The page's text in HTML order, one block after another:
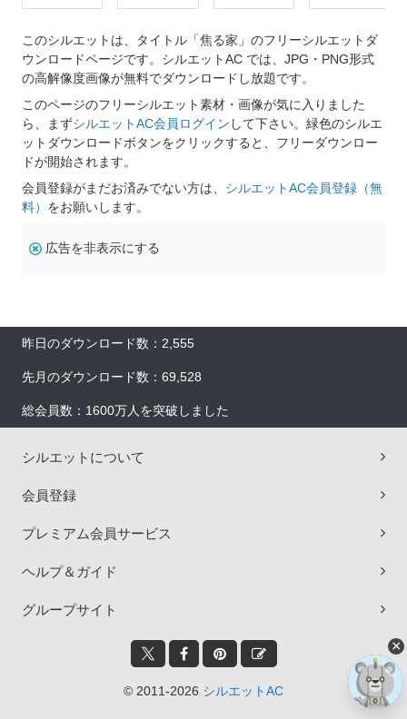
このシルエットは、タイトル「焦る家」のフリーシルエットダ
ウンロードページです。シルエットAC では、JPG・PNG形式
の高解像度画像が無料でダウンロードし放題です。
このページのフリーシルエット素材・画像が気に入りました
ら、まずシルエットAC会員ログイン して下さい。緑色のシルエ
ットダウンロードボタンをクリックすると、フリーダウンロー
ドが開始されます。
会員登録がまだお済みでない方は、 シルエットAC会員登録（無
料） をお願いします。
広告を非表示にする
昨日のダウンロード数：2,555
先月のダウンロード数：69,528
総会員数：1600万人を突破しました
シルエットについて
会員登録
プレミアム会員サービス
ヘルプ＆ガイド
グループサイト
© 2011-2026 シルエットAC
×